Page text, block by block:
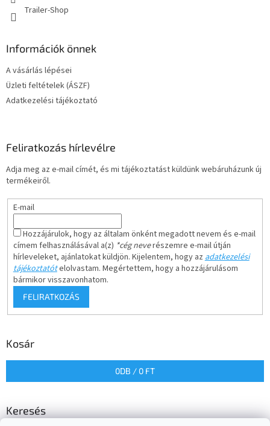
Trailer-Shop
Információk önnek
A vásárlás lépései
Üzleti feltételek (ÁSZF)
Adatkezelési tájékoztató
Feliratkozás hírlevélre
Adja meg az e-mail címét, és mi tájékoztatást küldünk webáruházunk új
termékeiről.
E-mail
Hozzájárulok, hogy az általam önként megadott nevem és e-mail
címem felhasználásával a(z) *cég neverészemre e-mail útján
hírleveleket, ajánlatokat küldjön. Kijelentem, hogy azadatkezelési
tájékoztatótelolvastam. Megértettem, hogy a hozzájárulásom
bármikor visszavonhatom.
FELIRATKOZÁS
Kosár
0DB / 0 FT
Keresés